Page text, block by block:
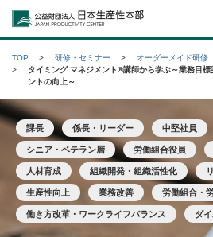
公益財団法
TOP 研修・セミナー
オーダーメイド研修
タイミング マネジメント®講師から学ぶ～業務目
ントの向上～
課長 係長・リーダー 中堅社員
シニア・ベテラン層 労働組合役員
人材育成 組織開発・組織活性化
生産性向上 業務改善 労働組合・
働き方改革・ワークライフバランス ダ